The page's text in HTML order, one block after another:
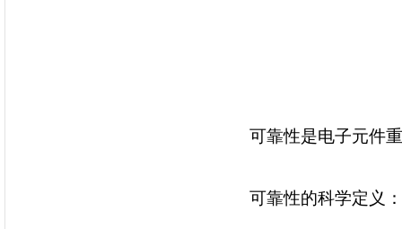
可靠性是电子元件
可靠性的科学定义：